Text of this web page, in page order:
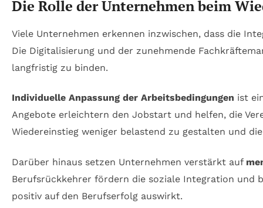
Die Rolle der Unternehmen beim
Viele Unternehmen erkennen inzwischen, dass die
Die Digitalisierung und der zunehmende
langfristig zu binden.
Individuelle Anpassung der Arbeitsbedingungen ist
Angebote erleichtern den Jobstart und helfen, die
Wiedereinstieg weniger belastend zu gestalten und
Darüber hinaus setzen Unternehmen verstärkt auf
Berufsrückkehrer fördern die soziale Integration und
positiv auf den Berufserfolg auswirkt.